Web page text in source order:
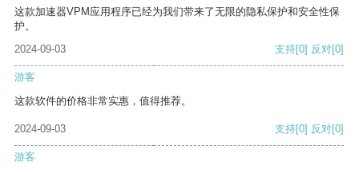
这款加速器VPM应用程序已经为我们带来了无限的隐私保护和安全性保
护。
2024-09-03
支持[0] 反对[0]
游客
这款软件的价格非常实惠，值得推荐。
2024-09-03 支持[0] 反对[0]
游客